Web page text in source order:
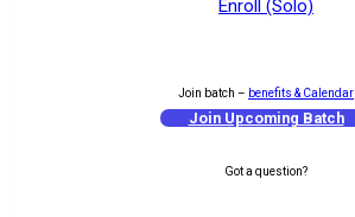
Enroll (Solo)
Join batch – benefits & Calendar
Join Upcoming Batch
Got a question?